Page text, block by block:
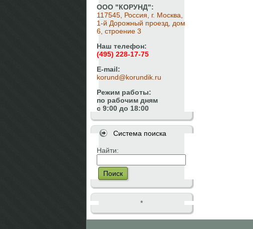
ООО "КОРУНД":
117545, Россия, г. Москва,
1-й Дорожный проезд, дом
6, строение 3
Наш телефон:
(495) 228-17-75
E-mail:
korund@korundik.ru
Режим работы:
по рабочим дням
с 9:00 до 18:00
Система поиска
Найти:
Поиск
*